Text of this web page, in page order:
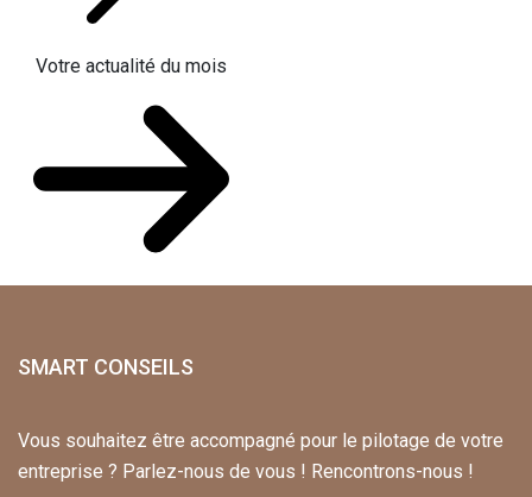
Votre actualité du mois
SMART CONSEILS
Vous souhaitez être accompagné pour le pilotage de votre
entreprise ? Parlez-nous de vous ! Rencontrons-nous !